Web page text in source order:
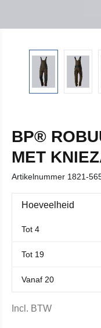
BP®
MET
Artikelnummer 1821-
Hoeveelheid
Tot 4
Tot 19
Vanaf 20
Incl. BTW